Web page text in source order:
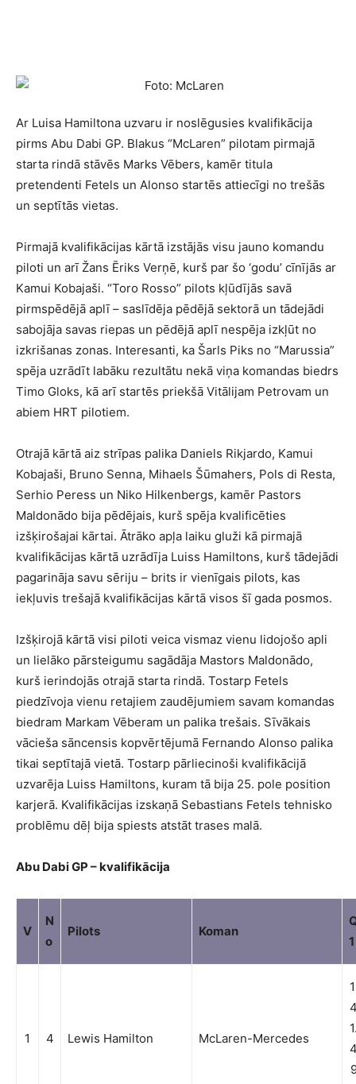
Ar Luisa Hamiltona uzvaru ir noslēgusies kvalifikācija
pirms Abu Dabi GP. Blakus “McLaren” pilotam pirmajā
starta rindā stāvēs Marks Vēbers, kamēr titula
pretendenti Fetels un Alonso startēs attiecīgi no trešās
un septītās vietas.
Pirmajā kvalifikācijas kārtā izstājās visu jauno komandu
piloti un arī Žans Ēriks Verņē, kurš par šo ‘godu’ cīnījās ar
Kamui Kobajaši. “Toro Rosso” pilots kļūdījās savā
pirmspēdējā aplī – saslīdēja pēdējā sektorā un tādejādi
sabojāja savas riepas un pēdējā aplī nespēja izkļūt no
izkrišanas zonas. Interesanti, ka Šarls Piks no “Marussia”
spēja uzrādīt labāku rezultātu nekā viņa komandas biedrs
Timo Gloks, kā arī startēs priekšā Vitālijam Petrovam un
abiem HRT pilotiem.
Otrajā kārtā aiz strīpas palika Daniels Rikjardo, Kamui
Kobajaši, Bruno Senna, Mihaels Šūmahers, Pols di Resta,
Serhio Peress un Niko Hilkenbergs, kamēr Pastors
Maldonādo bija pēdējais, kurš spēja kvalificēties
izšķirošajai kārtai. Ātrāko apļa laiku gluži kā pirmajā
kvalifikācijas kārtā uzrādīja Luiss Hamiltons, kurš tādejādi
pagarināja savu sēriju – brits ir vienīgais pilots, kas
iekļuvis trešajā kvalifikācijas kārtā visos šī gada posmos.
Izšķirojā kārtā visi piloti veica vismaz vienu lidojošo apli
un lielāko pārsteigumu sagādāja Mastors Maldonādo,
kurš ierindojās otrajā starta rindā. Tostarp Fetels
piedzīvoja vienu retajiem zaudējumiem savam komandas
biedram Markam Vēberam un palika trešais. Sīvākais
vācieša sāncensis kopvērtējumā Fernando Alonso palika
tikai septītajā vietā. Tostarp pārliecinoši kvalifikācijā
uzvarēja Luiss Hamiltons, kuram tā bija 25. pole position
karjerā. Kvalifikācijas izskaņā Sebastians Fetels tehnisko
problēmu dēļ bija spiests atstāt trases malā.
Abu Dabi GP – kvalifikācija
V
N
o
Pilots Koman
1
1 4 Lewis Hamilton McLaren-Mercedes